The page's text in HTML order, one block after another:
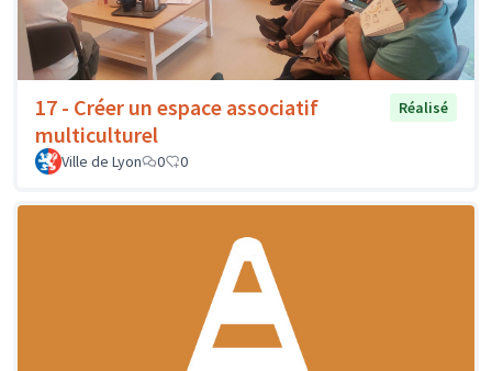
17 - Créer un espace associatif
multiculturel
Réalisé
Ville de Lyon 0 0